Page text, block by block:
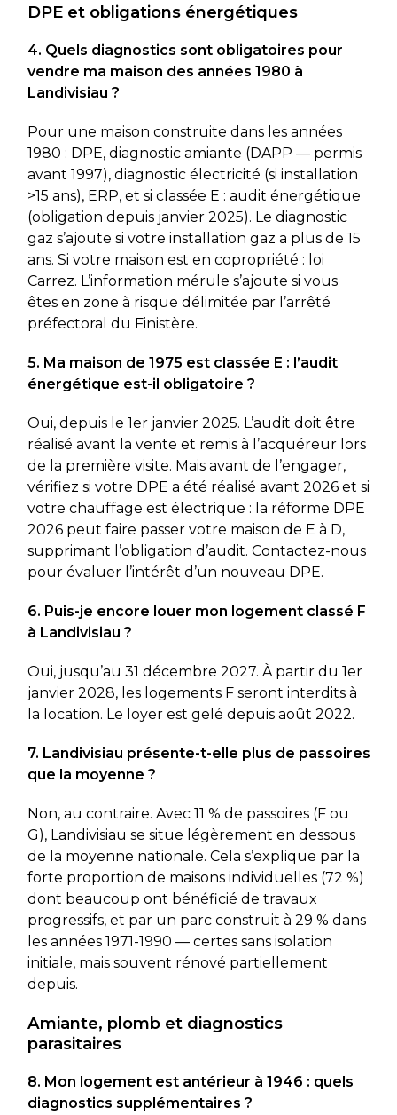
DPE et obligations énergétiques
4. Quels diagnostics sont obligatoires pour
vendre ma maison des années 1980 à
Landivisiau ?
Pour une maison construite dans les années
1980 : DPE, diagnostic amiante (DAPP — permis
avant 1997), diagnostic électricité (si installation
>15 ans), ERP, et si classée E : audit énergétique
(obligation depuis janvier 2025). Le diagnostic
gaz s’ajoute si votre installation gaz a plus de 15
ans. Si votre maison est en copropriété : loi
Carrez. L’information mérule s’ajoute si vous
êtes en zone à risque délimitée par l’arrêté
préfectoral du Finistère.
5. Ma maison de 1975 est classée E : l’audit
énergétique est-il obligatoire ?
Oui, depuis le 1er janvier 2025. L’audit doit être
réalisé avant la vente et remis à l’acquéreur lors
de la première visite. Mais avant de l’engager,
vérifiez si votre DPE a été réalisé avant 2026 et si
votre chauffage est électrique : la réforme DPE
2026 peut faire passer votre maison de E à D,
supprimant l’obligation d’audit. Contactez-nous
pour évaluer l’intérêt d’un nouveau DPE.
6. Puis-je encore louer mon logement classé F
à Landivisiau ?
Oui, jusqu’au 31 décembre 2027. À partir du 1er
janvier 2028, les logements F seront interdits à
la location. Le loyer est gelé depuis août 2022.
7. Landivisiau présente-t-elle plus de passoires
que la moyenne ?
Non, au contraire. Avec 11 % de passoires (F ou
G), Landivisiau se situe légèrement en dessous
de la moyenne nationale. Cela s’explique par la
forte proportion de maisons individuelles (72 %)
dont beaucoup ont bénéficié de travaux
progressifs, et par un parc construit à 29 % dans
les années 1971-1990 — certes sans isolation
initiale, mais souvent rénové partiellement
depuis.
Amiante, plomb et diagnostics
parasitaires
8. Mon logement est antérieur à 1946 : quels
diagnostics supplémentaires ?